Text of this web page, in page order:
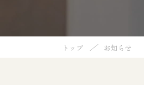
トップ ／ お知らせ